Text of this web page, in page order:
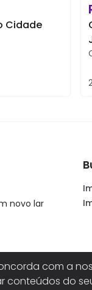
com a
conteúdos do
Cidade
novo lar